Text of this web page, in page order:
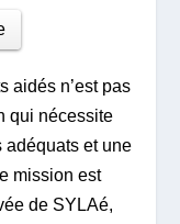
aidés n’est pas
qui nécessite
adéquats et une
mission est
de SYLAé,